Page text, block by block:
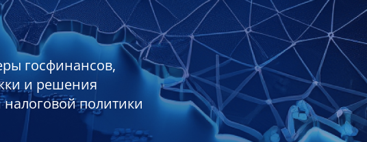
госфинансов,
и решения
политики